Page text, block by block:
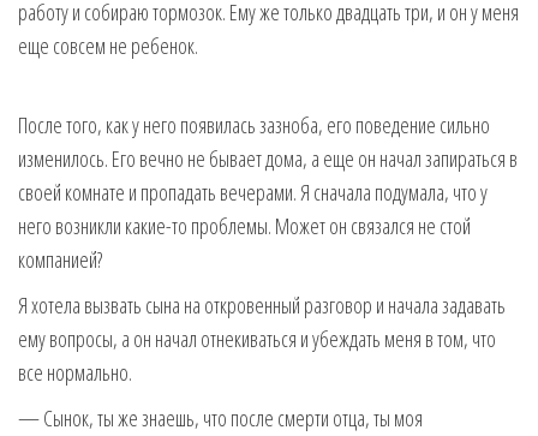
работу и собираю тормозок. Ему же только двадцать три, и он у меня
еще совсем не ребенок.
После того, как у него появилась зазноба, его поведение сильно
изменилось. Его вечно не бывает дома, а еще он начал запираться в
своей комнате и пропадать вечерами. Я сначала подумала, что у
него возникли какие-то проблемы. Может он связался не стой
компанией?
Я хотела вызвать сына на откровенный разговор и начала задавать
ему вопросы, а он начал отнекиваться и убеждать меня в том, что
все нормально.
— Сынок, ты же знаешь, что после смерти отца, ты моя